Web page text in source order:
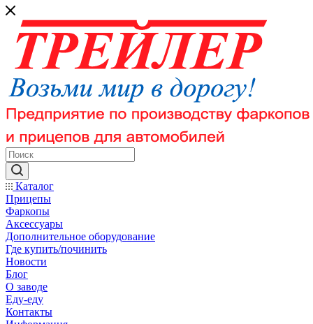
Каталог
Прицепы
Фаркопы
Аксессуары
Дополнительное оборудование
Где купить/починить
Новости
Блог
О заводе
Еду-еду
Контакты